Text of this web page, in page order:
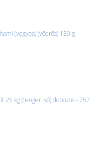
(vegyes) (vödrös) 130 g
25 kg (tengeri só) dobozos - 757